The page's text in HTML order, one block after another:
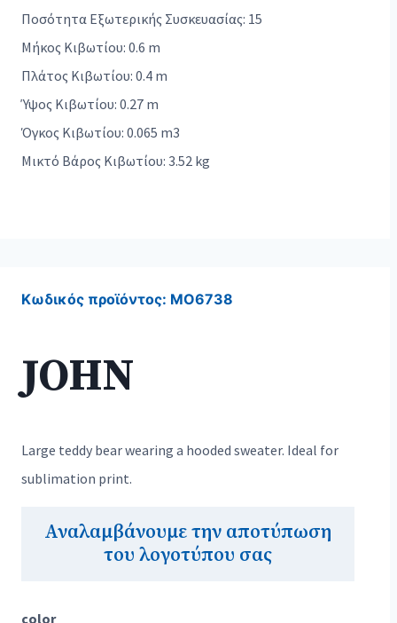
Ποσότητα Εξωτερικής Συσκευασίας: 15
Μήκος Κιβωτίου: 0.6 m
Πλάτος Κιβωτίου: 0.4 m
Ύψος Κιβωτίου: 0.27 m
Όγκος Κιβωτίου: 0.065 m3
Μικτό Βάρος Κιβωτίου: 3.52 kg
Κωδικός προϊόντος: MO6738
JOHN
Large teddy bear wearing a hooded sweater. Ideal for
sublimation print.
Αναλαμβάνουμε την αποτύπωση
του λογοτύπου σας
color